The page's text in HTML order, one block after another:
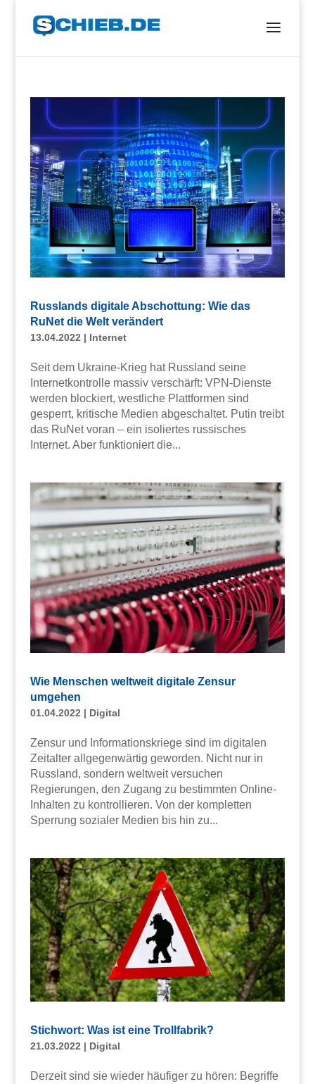
Russlands digitale Abschottung: Wie das
RuNet die Welt verändert
13.04.2022 | Internet
Seit dem Ukraine-Krieg hat Russland seine
Internetkontrolle massiv verschärft: VPN-Dienste
werden blockiert, westliche Plattformen sind
gesperrt, kritische Medien abgeschaltet. Putin treibt
das RuNet voran – ein isoliertes russisches
Internet. Aber funktioniert die...
Wie Menschen weltweit digitale Zensur
umgehen
01.04.2022 | Digital
Zensur und Informationskriege sind im digitalen
Zeitalter allgegenwärtig geworden. Nicht nur in
Russland, sondern weltweit versuchen
Regierungen, den Zugang zu bestimmten Online-
Inhalten zu kontrollieren. Von der kompletten
Sperrung sozialer Medien bis hin zu...
Stichwort: Was ist eine Trollfabrik?
21.03.2022| Digital
Derzeit sind sie wieder häufiger zu hören: Begriffe